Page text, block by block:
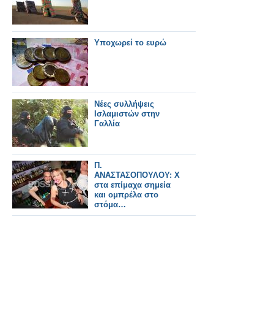
Υποχωρεί το ευρώ
Νέες συλλήψεις
Ισλαμιστών στην
Γαλλία
Π.
ΑΝΑΣΤΑΣΟΠΟΥΛΟΥ: Χ
στα επίμαχα σημεία
και ομπρέλα στο
στόμα…